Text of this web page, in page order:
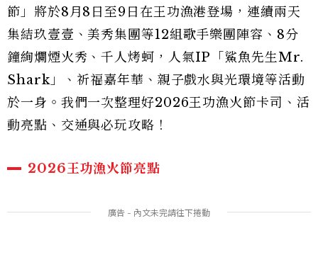
節」將於8月8日至9日在王功漁港登場，連續兩天
集結玖壹壹、美秀集團等12組歌手樂團陣容、8分
鐘絢爛煙火秀、千人烤蚵，人氣IP「鯊魚先生Mr.
Shark」、祈福嘉年華、親子戲水與光環境等活動
於一身。我們一次整理好2026王功漁火節卡司、活
動亮點、交通與必玩攻略！
2026王功漁火節亮點